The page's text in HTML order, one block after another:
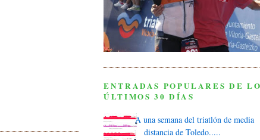
ENTRADAS POPULARES DE
ÚLTIMOS 30 DÍAS
A una semana del triatlón de media
distancia de Toledo.....